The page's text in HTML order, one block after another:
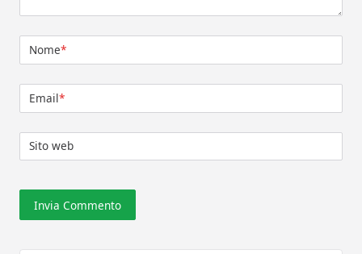
Nome*
Email*
Sito web